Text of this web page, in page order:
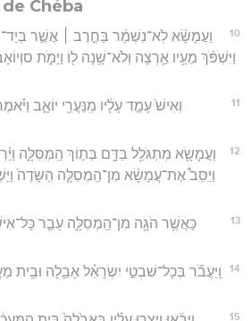
Chéba
10
וַעֲמָשָׂ֨א לֹֽא־נִשְׁמַ֜ר בַּחֶ֣רֶב ׀ אֲשֶׁ֣ר
וַיִּשְׁפֹּ֨ךְ מֵעָ֥יו אַ֛רְצָה וְלֹא־שָׁ֥נָה ל֖וֹ וַיָּמֹ֑ת
11
וְאִישׁ֙ עָמַ֣ד עָלָ֔יו מִֽנַּעֲרֵ֖י יוֹאָ֑ב
12
וַעֲמָשָׂ֛א מִתְגֹּלֵ֥ל בַּדָּ֖ם בְּת֣וֹךְ הַֽמְסִּלָּ֑ה
וַיַּסֵּב֩ אֶת־עֲמָשָׂ֨א מִן־הַֽמְסִלָּ֤ה הַשָּׂדֶה֙
13
כַּאֲשֶׁ֥ר הֹגָ֖ה מִן־הַֽמְסִלָּ֑ה עָבַ֤ר
14
וַֽיַּעֲבֹ֞ר בְּכָל־שִׁבְטֵ֣י יִשְׂרָאֵ֗ל אָבֵ֛לָה וּבֵ֥ית
15